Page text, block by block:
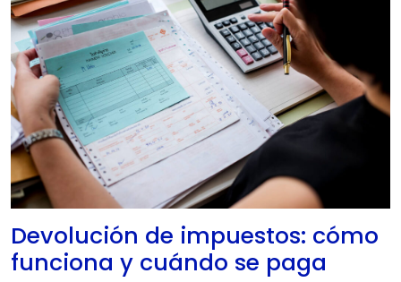
Devolución de impuestos: cómo
funciona y cuándo se paga